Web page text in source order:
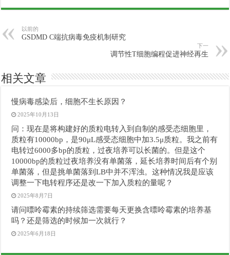
以前的
GSDMD C端抗病毒免疫机制研究
下一
调节性T细胞编程促进神经再生
相关文章
慢病毒感染后，细胞不生长原因？
2025年10月13日
问：现在是将构建好的质粒电转入到自制的感受态细胞里，
质粒有10000bp，是90μL感受态细胞中加3.5μ质粒。我之前有
电转过6000多bp的质粒，过夜培养可以长菌的。但是这个
10000bp的质粒过夜培养没有单菌落，延长培养时间后有个别
单菌落，但是挑单菌落到LB中并不浑浊。这种情况我是应该
调整一下电转程序还是改一下加入质粒的量呢？
2025年8月7日
请问嘌呤霉素的持续筛选需要每天更换含嘌呤霉素的培养基
吗？还是筛选的时候加一次就行？
2025年6月18日